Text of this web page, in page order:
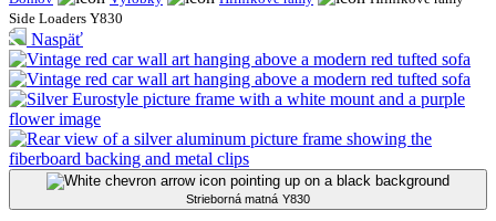
Side Loaders Y830
Naspäť
Strieborná matná Y830